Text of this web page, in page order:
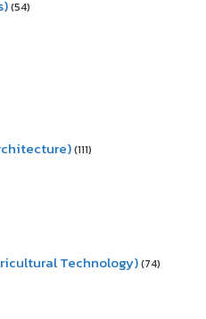
(54)
(111)
Technology)(74)